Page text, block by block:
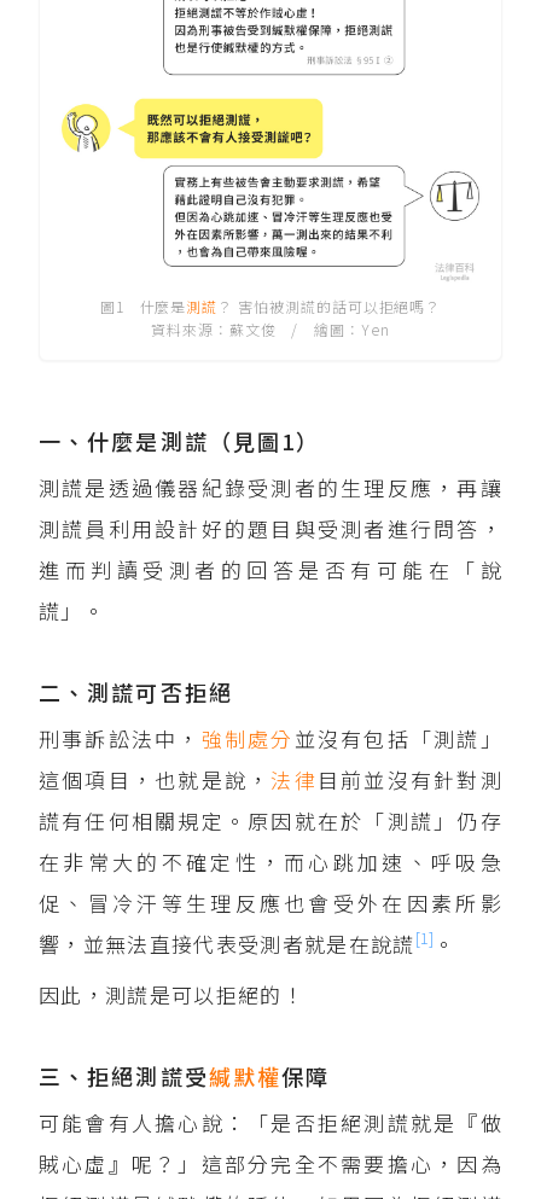
圖1 什麼是測謊 ？ 害怕被測謊的話可以拒絕嗎？
資料來源：蘇文俊 / 繪圖：Yen
一、什麼是測謊（見圖1）
測謊是透過儀器紀錄受測者的生理反應，再讓
測謊員利用設計好的題目與受測者進行問答，
進而判讀受測者的回答是否有可能在「說
謊」。
二、測謊可否拒絕
刑事訴訟法中， 強制處分 並沒有包括「測謊」
這個項目，也就是說，法律目前並沒有針對測
謊有任何相關規定。原因就在於「測謊」仍存
在非常大的不確定性，而心跳加速、呼吸急
促、冒冷汗等生理反應也會受外在因素所影
響，並無法直接代表受測者就是在說謊[1] 。
因此，測謊是可以拒絕的！
三、拒絕測謊受緘默權保障
可能會有人擔心說：「是否拒絕測謊就是『做
賊心虛』呢？」這部分完全不需要擔心，因為